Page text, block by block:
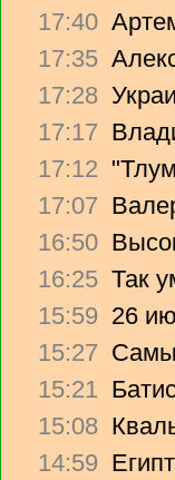
17:40
17:35
17:28
17:17
17:12
17:07
16:50
16:25 Так
15:59 26
15:27
15:21
15:08
14:59